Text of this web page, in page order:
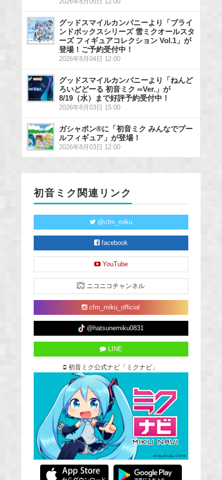
グッドスマイルカンパニーより「ブライ
ンドボックスシリーズ 雪ミクオールスタ
ーズ フィギュアコレクション Vol.1」が
登場！ご予約受付中！
2026年8月04日 12:00
グッドスマイルカンパニーより「ねんど
ろいどどーる 初音ミク ∞Ver.」が
8/19（水）まで好評予約受付中！
2026年8月03日 15:00
ガシャポン®に「初音ミク みんなでプー
ルフィギュア」が登場！
2026年8月03日 12:00
初音ミク関連リンク
@cfm_miku
facebook
YouTube
ニコニコチャンネル
cfm_miku_official
@hatsunemiku0831
LINE
初音ミク公式ナビ「ミクナビ」